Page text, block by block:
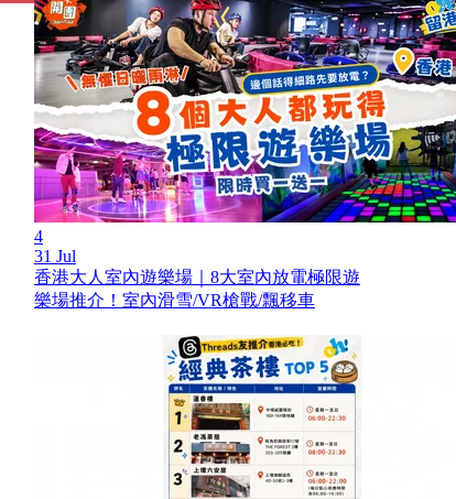
4
31 Jul
香港大人室內遊樂場｜8大室內放電極限遊
樂場推介！室內滑雪/VR槍戰/飄移車